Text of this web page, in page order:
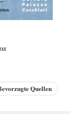
Quellen